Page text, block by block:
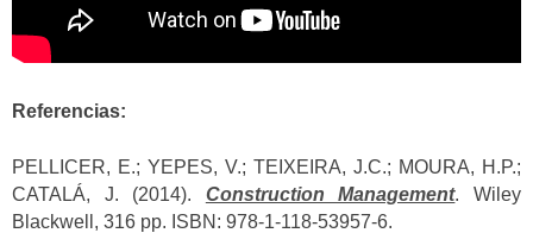
Referencias:
PELLICER, E.; YEPES, V.; TEIXEIRA, J.C.; MOURA, H.P.;
CATALÁ, J. (2014). Construction Management. Wiley
Blackwell, 316 pp. ISBN: 978-1-118-53957-6.